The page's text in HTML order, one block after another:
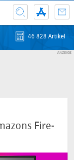
46 828 Artikel
Fire-